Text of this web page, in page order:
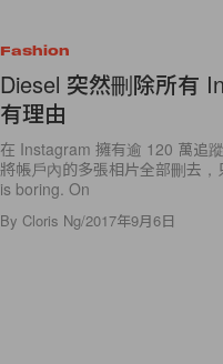
Fashion
Diesel 突然刪除所有
有理由
在 Instagram 擁有逾 120 萬追
將帳戶內的多張相片全部刪去
is boring. On
By Cloris Ng/2017年9月6日